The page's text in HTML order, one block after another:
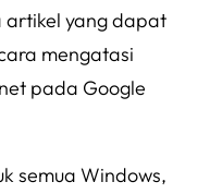
artikel yang dapat
mengatasi
pada Google
semua Windows,